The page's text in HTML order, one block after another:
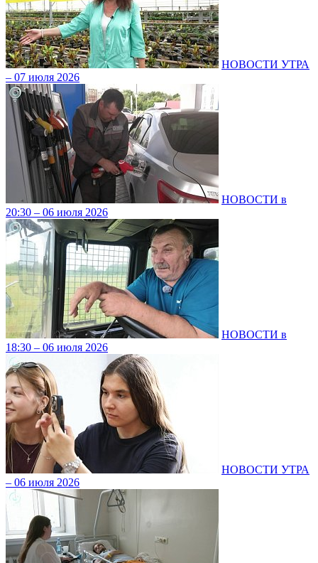
НОВОСТИ УТРА
– 07 июля 2026
НОВОСТИ в
20:30 – 06 июля 2026
НОВОСТИ в
18:30 – 06 июля 2026
НОВОСТИ УТРА
– 06 июля 2026